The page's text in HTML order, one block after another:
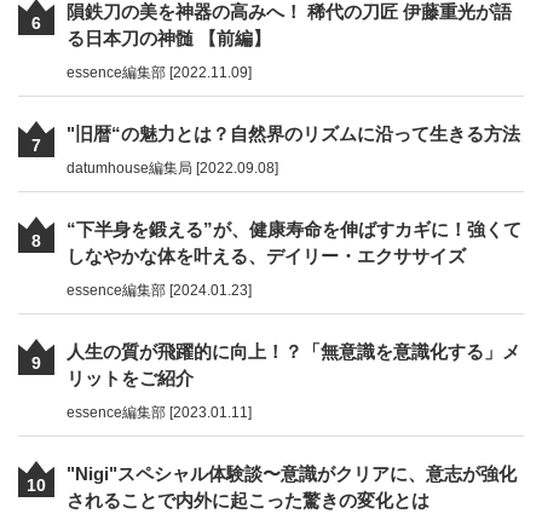
6
隕鉄刀の美を神器の高みへ！ 稀代の刀匠 伊藤重光が語
る日本刀の神髄 【前編】
essence編集部 [2022.11.09]
7
"旧暦“の魅力とは？自然界のリズムに沿って生きる方法
datumhouse編集局 [2022.09.08]
8
“下半身を鍛える”が、健康寿命を伸ばすカギに！強くて
しなやかな体を叶える、デイリー・エクササイズ
essence編集部 [2024.01.23]
9
人生の質が飛躍的に向上！？「無意識を意識化する」メ
リットをご紹介
essence編集部 [2023.01.11]
10
"Nigi"スペシャル体験談〜意識がクリアに、意志が強化
されることで内外に起こった驚きの変化とは